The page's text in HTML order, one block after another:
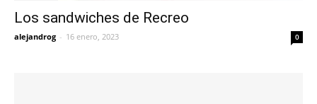
Los sandwiches de Recreo
alejandrog - 16 enero, 2023 0